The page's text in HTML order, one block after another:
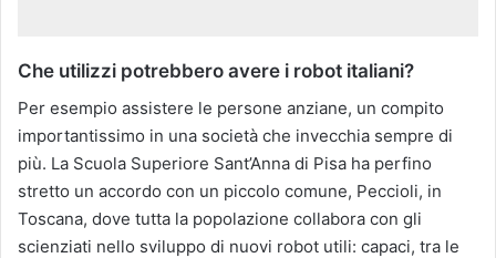
Che utilizzi potrebbero avere i robot italiani?
Per esempio assistere le persone anziane, un compito
importantissimo in una società che invecchia sempre di
più. La Scuola Superiore Sant’Anna di Pisa ha perfino
stretto un accordo con un piccolo comune, Peccioli, in
Toscana, dove tutta la popolazione collabora con gli
scienziati nello sviluppo di nuovi robot utili: capaci, tra le